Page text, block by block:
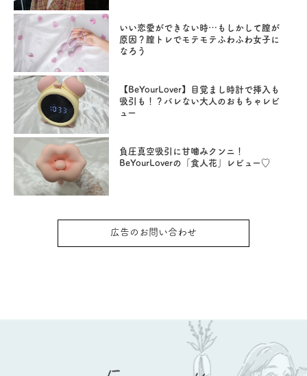
いい恋愛ができない時…もしかして膣が
原因？膣トレでモテモテふわふわ女子に
なろう
【BeYourLover】目覚まし時計で挿入も
吸引も！？バレない大人のおもちゃレビ
ュー
負圧真空吸引に甘噛みクンニ！
BeYourLoverの「食人花」レビュー♡
広告のお問い合わせ